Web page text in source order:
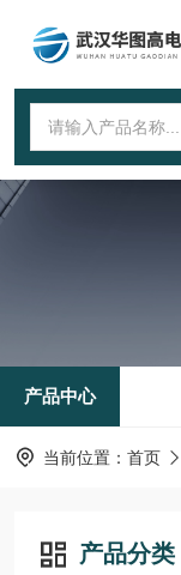
产品中心
当前位置： 首页
产品分类